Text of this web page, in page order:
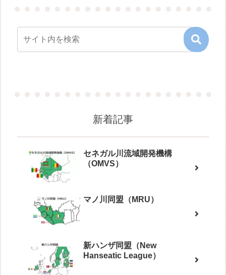
新着記事
セネガル川流域開発機構
（OMVS）
マノ川同盟（MRU）
新ハンザ同盟（New
Hanseatic League）